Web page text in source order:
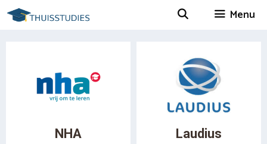
Spring
naar
Menu
NHA Laudius